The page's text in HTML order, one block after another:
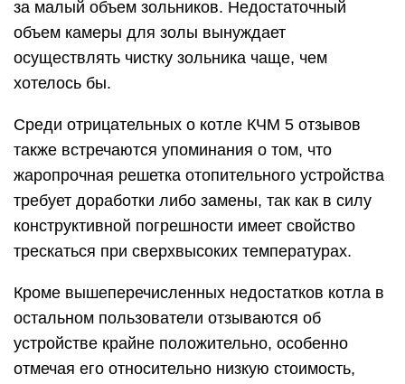
за малый объем зольников. Недостаточный
объем камеры для золы вынуждает
осуществлять чистку зольника чаще, чем
хотелось бы.
Среди отрицательных о котле КЧМ 5 отзывов
также встречаются упоминания о том, что
жаропрочная решетка отопительного устройства
требует доработки либо замены, так как в силу
конструктивной погрешности имеет свойство
трескаться при сверхвысоких температурах.
Кроме вышеперечисленных недостатков котла в
остальном пользователи отзываются об
устройстве крайне положительно, особенно
отмечая его относительно низкую стоимость,